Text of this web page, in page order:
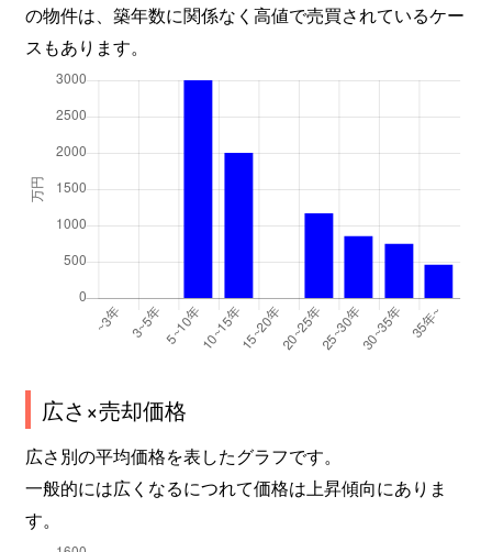
の物件は、築年数に関係なく高値で売買されているケー
スもあります。
広さ×売却価格
広さ別の平均価格を表したグラフです。
一般的には広くなるにつれて価格は上昇傾向にありま
す。